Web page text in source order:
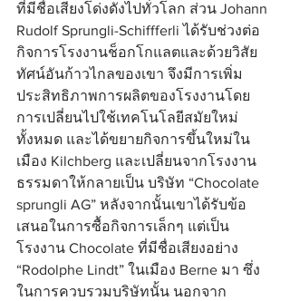
ที่มีชื่อเสียงโด่งดังไปทั่วโลก ส่วน Johann
Rudolf Sprungli-Schiffferli ได้รับช่วงต่อ
กิจการโรงงานช็อกโกแลตและด้วยวิสัย
ทัศน์อันก้าวไกลของเขา จึงมีการเพิ่ม
ประสิทธิภาพการผลิตของโรงงานโดย
การเปลี่ยนไปใช้เทคโนโลยีสมัยใหม่
ทั้งหมด และได้ขยายกิจการขึ้นใหม่ใน
เมือง Kilchberg และเปลี่ยนจากโรงงาน
ธรรมดาให้กลายเป็น บริษัท “Chocolate
sprungli AG” หลังจากนั้นเขาได้รับข้อ
เสนอในการซื้อกิจการเล็กๆ แต่เป็น
โรงงาน Chocolate ที่มีชื่อเสียงอย่าง
“Rodolphe Lindt” ในเมือง Berne มา ซึ่ง
ในการควบรวมบริษัทนั้น นอกจาก